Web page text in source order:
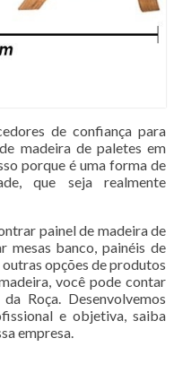
de confiança para
madeira de paletes em
porque é uma forma de
que seja realmente
painel de madeira de
mesas banco, painéis de
opções de produtos
você pode contar
Roça. Desenvolvemos
e objetiva, saiba
empresa.